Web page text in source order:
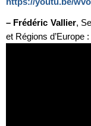
– Frédéric Vallier,
et Régions d’Europe :